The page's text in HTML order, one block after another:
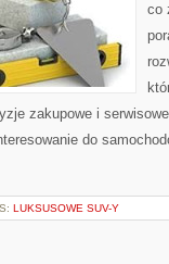
co
zakupowe i
do
LUKSUSOWE SUV-Y